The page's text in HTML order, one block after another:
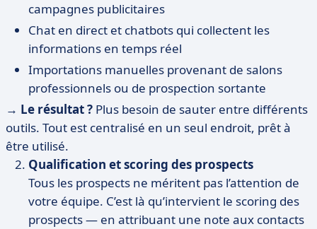
campagnes publicitaires
Chat en direct et chatbots qui collectent les
informations en temps réel
Importations manuelles provenant de salons
professionnels ou de prospection sortante
→ Le résultat ? Plus besoin de sauter entre différents
outils. Tout est centralisé en un seul endroit, prêt à
être utilisé.
Qualification et scoring des prospects
Tous les prospects ne méritent pas l’attention de
votre équipe. C’est là qu’intervient le scoring des
prospects — en attribuant une note aux contacts